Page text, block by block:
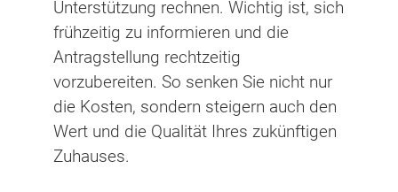
Unterstützung rechnen. Wichtig ist, sich
frühzeitig zu informieren und die
Antragstellung rechtzeitig
vorzubereiten. So senken Sie nicht nur
die Kosten, sondern steigern auch den
Wert und die Qualität Ihres zukünftigen
Zuhauses.